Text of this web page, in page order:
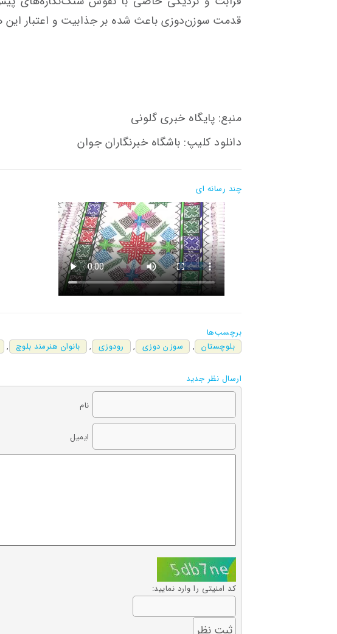
قدمت سوزن‌دوزی باعث شده بر جذابیت و اعتبار این
منبع: پایگاه خبری گلونی
دانلود کلیپ: باشگاه خبرنگاران جوان
چند رسانه ای
برچسب‌ها
بلوچستان , سوزن دوزی , رودوزی , بانوان هنرمند بلوچ ,
ارسال نظر جدید
نام
ایمیل
کد امنیتی را وارد نمایید: